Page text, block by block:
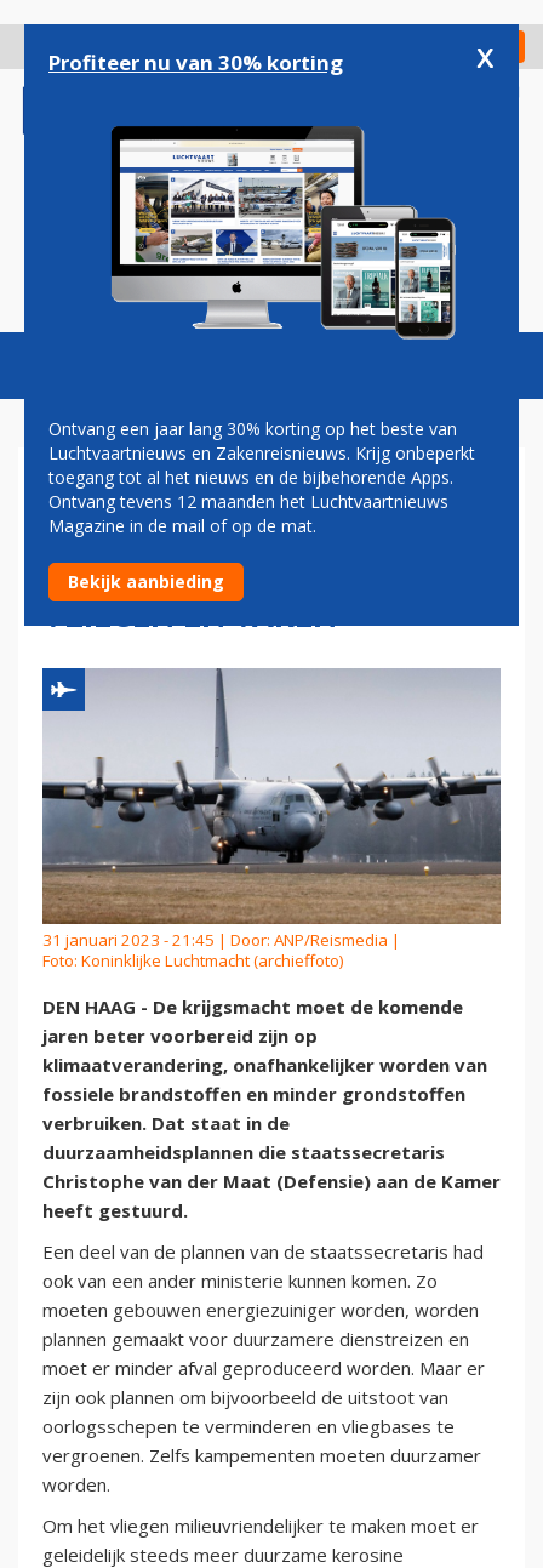
gaan
Check in
Magazine Podcasts Vacatures
NEDERLANDSE KRIJGSMACHT
MOET GROENER WORDEN,
INCLUSIEF DUURZAMER
VLIEGEN EN VAREN
31 januari 2023 - 21:45 | Door: ANP/Reismedia |
Foto: Koninklijke Luchtmacht (archieffoto)
DEN HAAG - De krijgsmacht moet de komende
jaren beter voorbereid zijn op
klimaatverandering, onafhankelijker worden van
fossiele brandstoffen en minder grondstoffen
verbruiken. Dat staat in de
duurzaamheidsplannen die staatssecretaris
Christophe van der Maat (Defensie) aan de Kamer
heeft gestuurd.
Een deel van de plannen van de staatssecretaris had
ook van een ander ministerie kunnen komen. Zo
moeten gebouwen energiezuiniger worden, worden
plannen gemaakt voor duurzamere dienstreizen en
moet er minder afval geproduceerd worden. Maar er
zijn ook plannen om bijvoorbeeld de uitstoot van
oorlogsschepen te verminderen en vliegbases te
vergroenen. Zelfs kampementen moeten duurzamer
worden.
Om het vliegen milieuvriendelijker te maken moet er
geleidelijk steeds meer duurzame kerosine
Profiteer nu van 30% korting x
Ontvang een jaar lang 30% korting op het beste van
Luchtvaartnieuws en Zakenreisnieuws. Krijg onbeperkt
toegang tot al het nieuws en de bijbehorende Apps.
Ontvang tevens 12 maanden het Luchtvaartnieuws
Magazine in de mail of op de mat.
Bekijk aanbieding